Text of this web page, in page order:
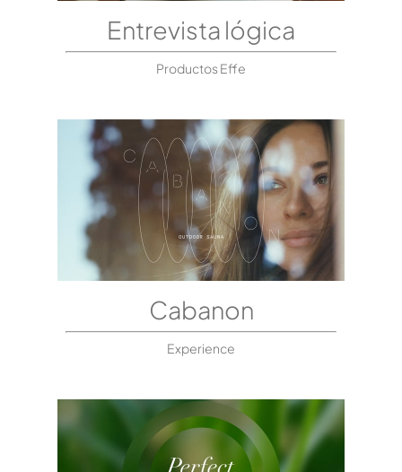
Entrevista lógica
Productos Effe
Cabanon
Experience